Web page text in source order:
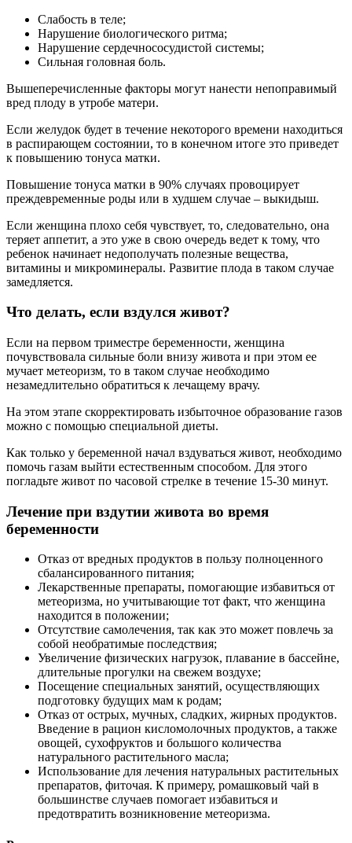
Слабость в теле;
Нарушение биологического ритма;
Нарушение сердечнососудистой системы;
Сильная головная боль.
Вышеперечисленные факторы могут нанести непоправимый
вред плоду в утробе матери.
Если желудок будет в течение некоторого времени находиться
в распирающем состоянии, то в конечном итоге это приведет
к повышению тонуса матки.
Повышение тонуса матки в 90% случаях провоцирует
преждевременные роды или в худшем случае – выкидыш.
Если женщина плохо себя чувствует, то, следовательно, она
теряет аппетит, а это уже в свою очередь ведет к тому, что
ребенок начинает недополучать полезные вещества,
витамины и микроминералы. Развитие плода в таком случае
замедляется.
Что делать, если вздулся живот?
Если на первом триместре беременности, женщина
почувствовала сильные боли внизу живота и при этом ее
мучает метеоризм, то в таком случае необходимо
незамедлительно обратиться к лечащему врачу.
На этом этапе скорректировать избыточное образование газов
можно с помощью специальной диеты.
Как только у беременной начал вздуваться живот, необходимо
помочь газам выйти естественным способом. Для этого
погладьте живот по часовой стрелке в течение 15-30 минут.
Лечение при вздутии живота во время
беременности
Отказ от вредных продуктов в пользу полноценного
сбалансированного питания;
Лекарственные препараты, помогающие избавиться от
метеоризма, но учитывающие тот факт, что женщина
находится в положении;
Отсутствие самолечения, так как это может повлечь за
собой необратимые последствия;
Увеличение физических нагрузок, плавание в бассейне,
длительные прогулки на свежем воздухе;
Посещение специальных занятий, осуществляющих
подготовку будущих мам к родам;
Отказ от острых, мучных, сладких, жирных продуктов.
Введение в рацион кисломолочных продуктов, а также
овощей, сухофруктов и большого количества
натурального растительного масла;
Использование для лечения натуральных растительных
препаратов, фиточая. К примеру, ромашковый чай в
большинстве случаев помогает избавиться и
предотвратить возникновение метеоризма.